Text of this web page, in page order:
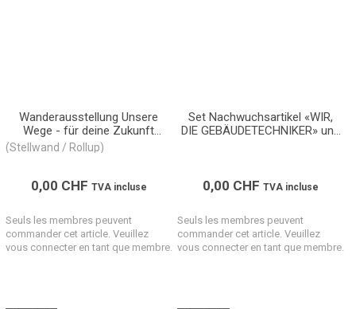
Wanderausstellung Unsere
Wege - für deine Zukunft
(Bildungswege)
(Stellwand / Rollup)
0,00 CHF TVA incluse
Seuls les membres peuvent
commander cet article. Veuillez
vous connecter en tant que membre.
Set Nachwuchsartikel «WIR,
DIE GEBÄUDETECHNIKER» und
0,00 CHF TVA incluse
Seuls les membres peuvent
commander cet article. Veuillez
vous connecter en tant que membre.